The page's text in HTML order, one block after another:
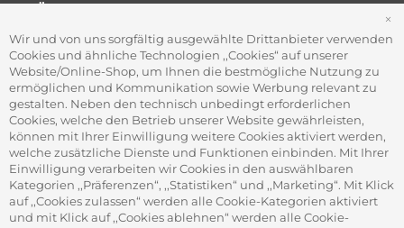
FÜR FIRMEN
Office Coffee Kaffee für das Büro
Firmenkundenservice
Firmenrabatt-Programm
Werbegeschenke
ADRESSE
Gourvita GmbH
Adam-Opel-Str. 19
63322 Rödermark
Wir und von uns sorgfältig ausgewählte Drittanbieter verwenden
Cookies und ähnliche Technologien ,,Cookies“ auf unserer
Website/Online-Shop, um Ihnen die bestmögliche Nutzung zu
ermöglichen und Kommunikation sowie Werbung relevant zu
gestalten. Neben den technisch unbedingt erforderlichen
Cookies, welche den Betrieb unserer Website gewährleisten,
können mit Ihrer Einwilligung weitere Cookies aktiviert werden,
welche zusätzliche Dienste und Funktionen einbinden. Mit Ihrer
Einwilligung verarbeiten wir Cookies in den auswählbaren
Kategorien ,,Präferenzen“, ,,Statistiken“ und ,,Marketing“. Mit Klick
auf ,,Cookies zulassen“ werden alle Cookie-Kategorien aktiviert
und mit Klick auf ,,Cookies ablehnen“ werden alle Cookie-